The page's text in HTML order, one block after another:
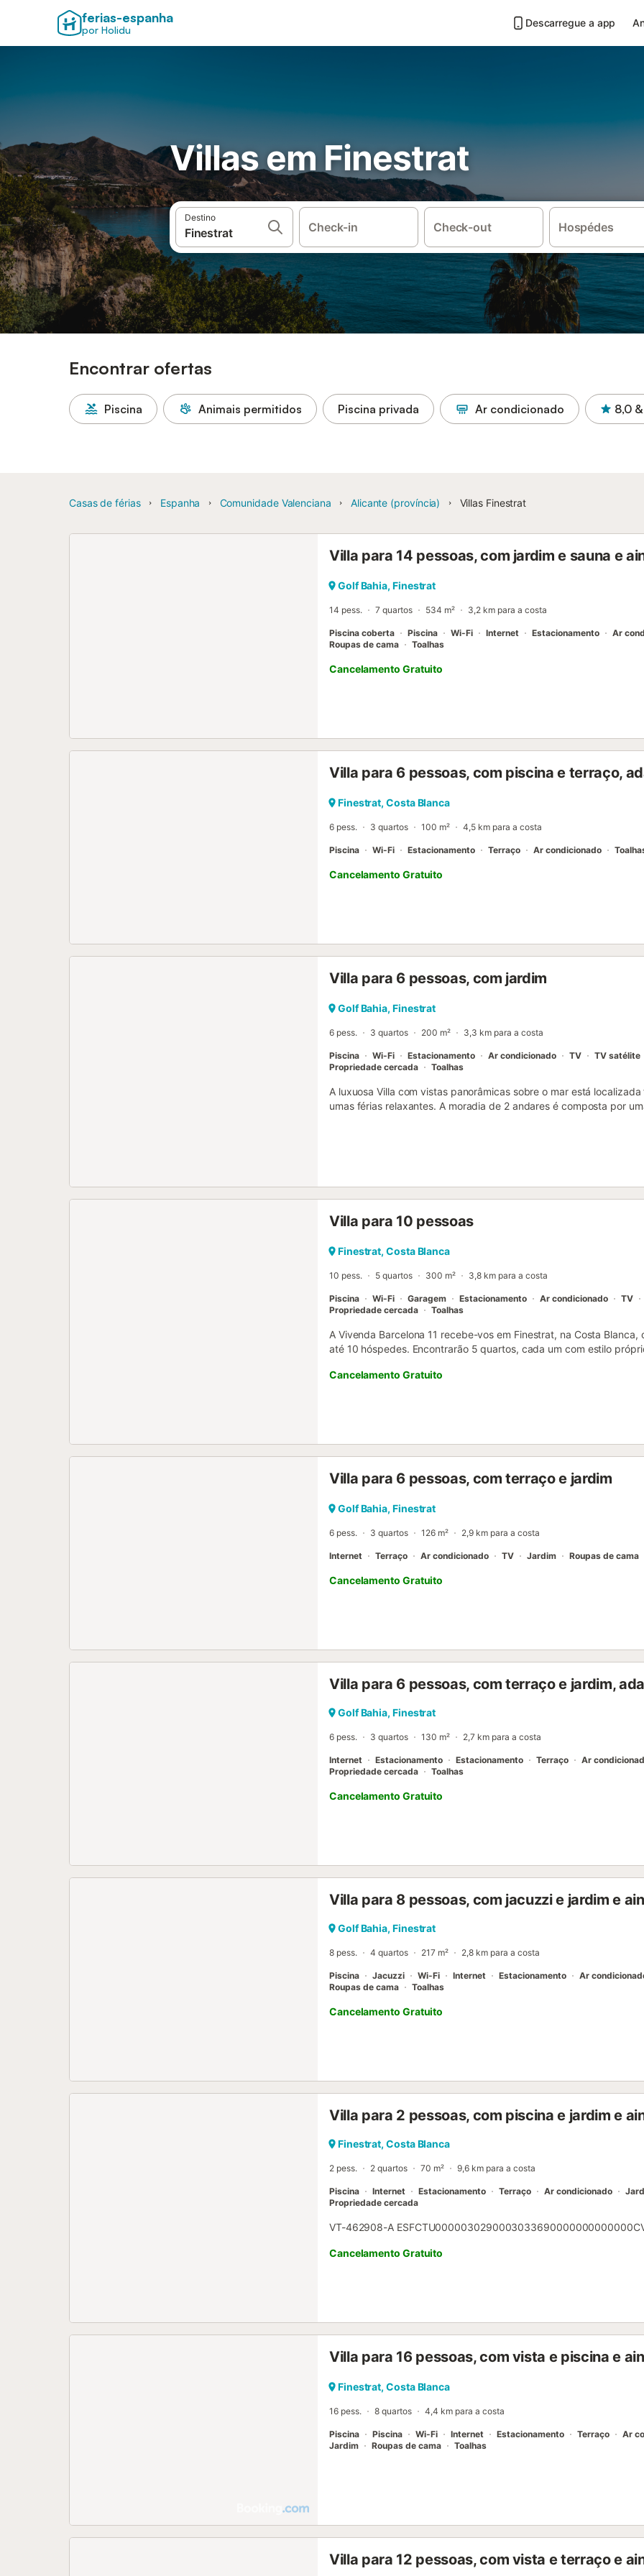
ferias-espanha
por Holidu
Descarregue a app
Villas em Finestrat
Destino
Check-in Check-out Hospédes
Encontrar ofertas
Piscina Animais permitidos Piscina privada Ar condicionado 8,0
Casas de férias Espanha Comunidade Valenciana Alicante (província) Villas Finestrat
Villa para 14 pessoas, com jardim e sauna e
Golf Bahia, Finestrat
14 pess. 7 quartos 534 m² 3,2 km para a costa
Piscina coberta Piscina Wi-Fi Internet Estacionamento Ar
Roupas de cama
Toalhas
Cancelamento Gratuito
Villa para 6 pessoas, com piscina e terraço,
Finestrat, Costa Blanca
6 pess. 3 quartos 100 m² 4,5 km para a costa
Piscina Wi-Fi Estacionamento Terraço Ar condicionado
Cancelamento Gratuito
Villa para 6 pessoas, com jardim
Golf Bahia, Finestrat
6 pess. 3 quartos 200 m² 3,3 km para a costa
Piscina Wi-Fi Estacionamento Ar condicionado TV TV satélite
Propriedade cercada
Toalhas
A luxuosa Villa com vistas panorâmicas sobre o mar está
umas férias relaxantes. A moradia de 2 andares é composta por
acomodar 6 pessoas. As comodidades adicionais incluem Wi-Fi
condicionado em toda a propriedade, uma máquina de lavar
jogos, bem como uma televisão com Chromecast e canais
O ponto alto deste alojamento é a sua área externa privada com
2,54km. Distância a pé/de carro até o bar mais próximo: 3,34km.
Finestrat. Distância a pé/de carro até o aeroporto: 55,8km
Por favor, entre em contacto com o proprietário antes de reservar
mais de 3 crianças c...
Villa para 10 pessoas
Finestrat, Costa Blanca
10 pess. 5 quartos 300 m² 3,8 km para a costa
Piscina Wi-Fi Garagem Estacionamento Ar condicionado TV
Propriedade cercada
Toalhas
A Vivenda Barcelona 11 recebe-vos em Finestrat, na Costa
até 10 hóspedes. Encontrarão 5 quartos, cada um com estilo
máquina de lavar roupa, secador e grelhador. A sala de estar
direto ao terraço. No exterior, desfrutem da piscina infinita
mar, além de vários terraços ideais para refeições e relaxamento.
e o horizonte de Benidorm. Distribuída por 3 pisos, foi desenhada
restaurantes e vida noturna de Benidorm, perto da Praia de
estão próximo...
Cancelamento Gratuito
Villa para 6 pessoas, com terraço e jardim
Golf Bahia, Finestrat
6 pess. 3 quartos 126 m² 2,9 km para a costa
Internet Terraço Ar condicionado TV Jardim Roupas de cama
Cancelamento Gratuito
Villa para 6 pessoas, com terraço e jardim,
Golf Bahia, Finestrat
6 pess. 3 quartos 130 m² 2,7 km para a costa
Internet Estacionamento Estacionamento Terraço Ar
Propriedade cercada
Toalhas
Cancelamento Gratuito
Villa para 8 pessoas, com jacuzzi e jardim e
Golf Bahia, Finestrat
8 pess. 4 quartos 217 m² 2,8 km para a costa
Piscina Jacuzzi Wi-Fi Internet Estacionamento Ar
Roupas de cama
Toalhas
Cancelamento Gratuito
Villa para 2 pessoas, com piscina e jardim e
Finestrat, Costa Blanca
2 pess. 2 quartos 70 m² 9,6 km para a costa
Piscina Internet Estacionamento Terraço Ar condicionado
Propriedade cercada
VT-462908-A
Cancelamento Gratuito
Villa para 16 pessoas, com vista e piscina e
Finestrat, Costa Blanca
16 pess. 8 quartos 4,4 km para a costa
Piscina Piscina Wi-Fi Internet Estacionamento Terraço Ar
Jardim
Roupas de cama Toalhas
Villa para 12 pessoas, com vista e terraço e